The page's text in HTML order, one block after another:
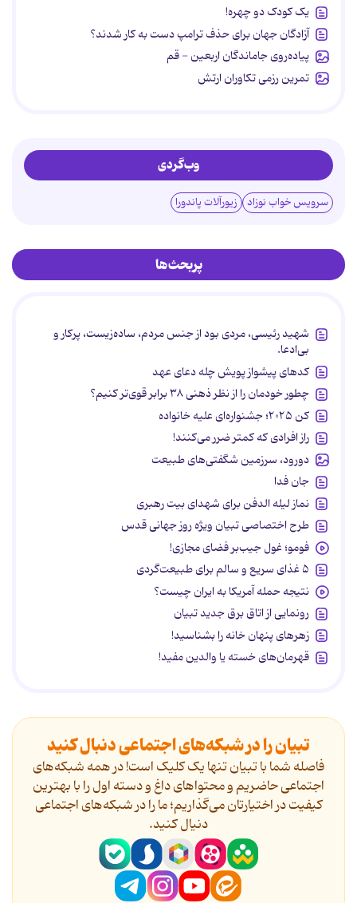
یک کودک دو چهره!
آزادگان جهان برای حذف ترامپ دست به کار شدند؟
پیاده‌روی جاماندگان اربعین - قم
تمرین رزمی تکاوران ارتش
وب‌گردی
سرویس خواب نوزاد زیورآلات پاندورا
پربحث‌ها
شهید رئیسی، مردی بود از جنس مردم، ساده‌زیست، پرکار و
بی‌ادعا.
کدهای پیشواز پویش چله دعای عهد
چطور خودمان را از نظر ذهنی ۳۸ برابر قوی‌تر کنیم؟
کن ۲۰۲۵؛ جشنواره‌ای علیه خانواده
راز افرادی که کمتر ضرر می‌کنند!
دورود، سرزمین شگفتی‌های طبیعت
جان فدا
نماز لیله الدفن برای شهدای بیت رهبری
طرح اختصاصی تبیان ویژه روز جهانی قدس
فومو؛ غول جیب‌بر فضای مجازی!
۵ غذای سریع و سالم برای طبیعت‌گردی
نتیجه حمله آمریکا به ایران چیست؟
رونمایی از اتاق برق جدید تبیان
زهرهای پنهان خانه را بشناسید!
قهرمان‌های خسته یا والدین مفید!
تبیان را در شبکه‌های اجتماعی دنبال کنید
فاصله شما با تبیان تنها یک کلیک است! در همه شبکه‌های
اجتماعی حاضریم و محتواهای داغ و دسته اول را با بهترین
کیفیت در اختیارتان می‌گذاریم؛ ما را در شبکه‌های اجتماعی
دنیال کنید.